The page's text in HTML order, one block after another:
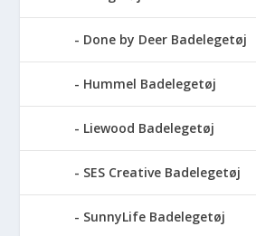
Done by Deer Badelegetøj
Hummel Badelegetøj
Liewood Badelegetøj
SES Creative Badelegetøj
SunnyLife Badelegetøj